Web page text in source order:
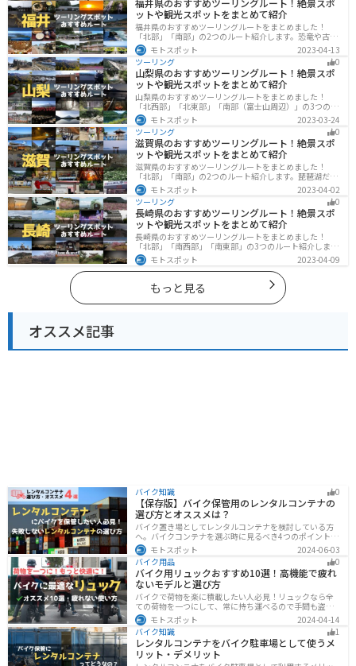
リングに行く際は参考にしてください。
福井県のおすすめツーリングルート！絶景スポ
ットや観光スポットをまとめて紹介
福井県のおすすめツーリングルートをまとめました！
「北部」「南部」の2つのルート紹介します。恐竜や古代
遺跡、温泉地など魅力に溢れるスポットが多数ありま
す。バイクで福井県にツーリングに行く際は参考にして
ください。
モトスポット
2023-04-13
ツーリング
0
山梨県のおすすめツーリングルート！絶景スポ
ットや観光スポットをまとめて紹介
山梨県のおすすめツーリングルートをまとめました！
「北西部」「北東部」「南部（富士山周辺）」の3つのル
ート紹介します。富士山を中心に自然豊かな景色や食事
を楽しめるスポットが多数あります。バイクで山梨県に
ツーリングに行く際は参考にしてください。
モトスポット
2023-03-24
ツーリング
0
滋賀県のおすすめツーリングルート！絶景スポ
ットや観光スポットをまとめて紹介
滋賀県のおすすめツーリングルートをまとめました！
「北部」「南部」の2つのルート紹介します。琵琶湖だけ
でなく、比叡山ドライブウェイなどの山を楽しめるスポ
ットも多数あります。バイクで滋賀県にツーリングに行
く際は参考にしてください。
モトスポット
2023-04-02
ツーリング
0
長崎県のおすすめツーリングルート！絶景スポ
ットや観光スポットをまとめて紹介
長崎県のおすすめツーリングルートをまとめました！
「北部」「南西部」「南東部」の3つのルート紹介しま
す。国際色豊かな街並みや世界遺産、絶景ポイントが数
多く存在し、様々な楽しみ方ができます。バイクで長崎
県にツーリングに行く際は参考にしてください。
モトスポット 2023-04-09
もっと見る
オススメ記事
バイク知識 0
【保存版】バイク保管用のレンタルコンテナの
選び方とオススメは？
バイク置き場としてレンタルコンテナを検討している方
へ。バイクコンテナを選ぶ時に見るべき4つのポイントと
オススメのレンタルコンテナ会社を徹底解説。これさえ
読めば自分に最適なレンタルコンテナを見つけることが
できます。
モトスポット
2024-06-03
バイク用品
0
バイク用リュックおすすめ10選！高機能で疲れ
ないモデルと選び方
バイクで荷物を楽に積載したい人必見！リュックなら全
ての荷物を一つにして、常に持ち運べるので手間も盗ま
れる心配もありません。腰や肩の負担を軽減して通勤通
学・ツーリングを快適にできるオススメリュックを紹介
します。
モトスポット
2024-04-14
バイク知識
1
レンタルコンテナをバイク駐車場として使うメ
リット・デメリット